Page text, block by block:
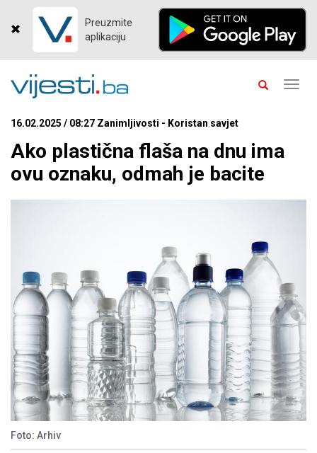
Preuzmite
aplikaciju
16.02.2025 / 08:27 Zanimljivosti - Koristan savjet
Ako plastična flaša na dnu ima
ovu oznaku, odmah je bacite
Foto: Arhiv